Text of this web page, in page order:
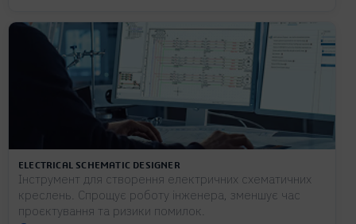
ELECTRICAL SCHEMATIC DESIGNER
Інструмент для створення електричних схематичних
креслень. Спрощує роботу інженера, зменшує час
проєктування та ризики помилок.